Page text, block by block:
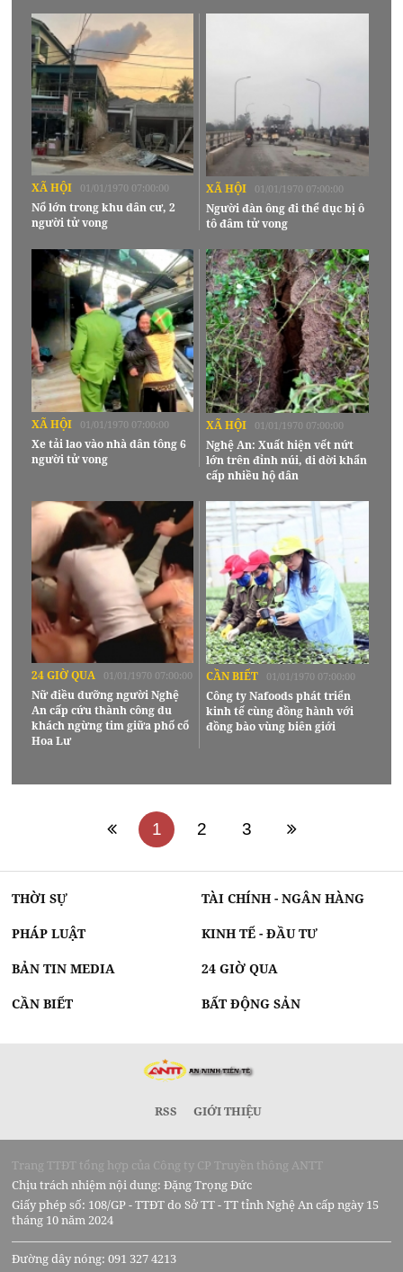
XÃ HỘI 01/01/1970 07:00:00
Nổ lớn trong khu dân cư, 2
người tử vong
XÃ HỘI 01/01/1970 07:00:00
Người đàn ông đi thể dục bị ô
tô đâm tử vong
XÃ HỘI 01/01/1970 07:00:00
Xe tải lao vào nhà dân tông 6
người tử vong
XÃ HỘI 01/01/1970 07:00:00
Nghệ An: Xuất hiện vết nứt
lớn trên đỉnh núi, di dời khẩn
cấp nhiều hộ dân
24 GIỜ QUA 01/01/1970 07:00:00
Nữ điều dưỡng người Nghệ
An cấp cứu thành công du
khách ngừng tim giữa phố cổ
Hoa Lư
CẦN BIẾT 01/01/1970 07:00:00
Công ty Nafoods phát triển
kinh tế cùng đồng hành với
đồng bào vùng biên giới
1 2 3
THỜI SỰ TÀI CHÍNH - NGÂN HÀNG
PHÁP LUẬT KINH TẾ - ĐẦU TƯ
BẢN TIN MEDIA 24 GIỜ QUA
CẦN BIẾT BẤT ĐỘNG SẢN
RSS GIỚI THIỆU
Trang TTĐT tổng hợp của Công ty CP Truyền thông ANTT
Chịu trách nhiệm nội dung: Đặng Trọng Đức
Giấy phép số: 108/GP - TTĐT do Sở TT - TT tỉnh Nghệ An cấp ngày 15
tháng 10 năm 2024
Đường dây nóng: 091 327 4213